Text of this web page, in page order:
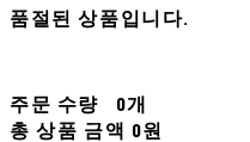
품절된 상품입니다.
주문 수량
0개
총 상품 금액 0원